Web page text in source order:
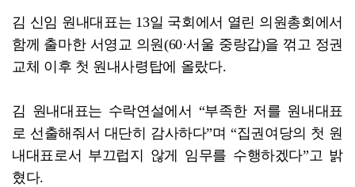
김 신임 원내대표는 13일 국회에서 열린 의원총회에서
함께 출마한 서영교 의원(60·서울 중랑갑)을 꺾고 정권
교체 이후 첫 원내사령탑에 올랐다.
김 원내대표는 수락연설에서 “부족한 저를 원내대표
로 선출해줘서 대단히 감사하다”며 “집권여당의 첫 원
내대표로서 부끄럽지 않게 임무를 수행하겠다”고 밝
혔다.